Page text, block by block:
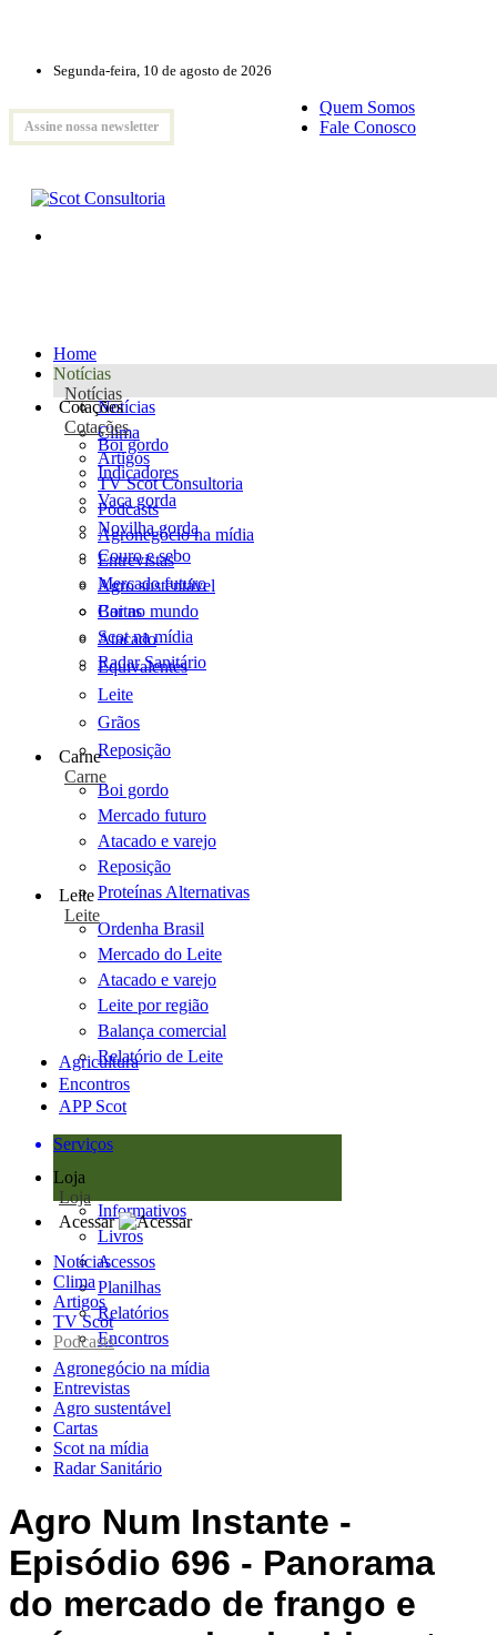
Segunda-feira, 10 de agosto de 2026
Assine nossa newsletter
Quem Somos
Fale Conosco
Home
Notícias
Notícias
Notícias
Clima
Artigos
TV Scot Consultoria
Podcasts
Agronegócio na mídia
Entrevistas
Agro sustentável
Cartas
Scot na mídia
Radar Sanitário
Cotações
Cotações
Boi gordo
Indicadores
Vaca gorda
Novilha gorda
Couro e sebo
Mercado futuro
Boi no mundo
Atacado
Equivalentes
Leite
Grãos
Reposição
Carne
Carne
Boi gordo
Mercado futuro
Atacado e varejo
Reposição
Proteínas Alternativas
Leite
Leite
Ordenha Brasil
Mercado do Leite
Atacado e varejo
Leite por região
Balança comercial
Relatório de Leite
Agricultura
Encontros
APP Scot
Serviços
Loja
Loja
Informativos
Livros
Acessos
Planilhas
Relatórios
Encontros
Acessar
Notícias
Clima
Artigos
TV Scot
Podcasts
Agronegócio na mídia
Entrevistas
Agro sustentável
Cartas
Scot na mídia
Radar Sanitário
Agro Num Instante -
Episódio 696 - Panorama
do mercado de frango e